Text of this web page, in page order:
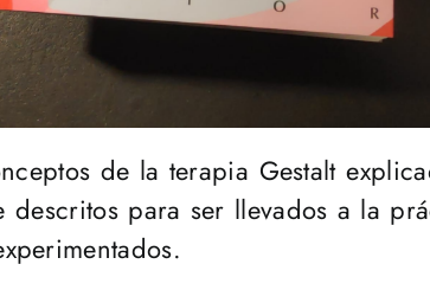
de la terapia Gestalt
descritos para ser llevados a la